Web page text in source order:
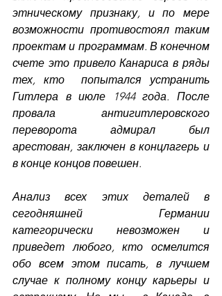
этническому признаку, и по мере
возможности противостоял таким
проектам и программам. В конечном
счете это привело Канариса в ряды
тех, кто  попытался устранить
Гитлера в июле 1944 года. После
провала антигитлеровского
переворота адмирал был
арестован, заключен в концлагерь и
в конце концов повешен.
Анализ всех этих деталей в
сегодняшней Германии
категорически невозможен и
приведет любого, кто осмелится
обо всем этом писать, в лучшем
случае к полному концу карьеры и